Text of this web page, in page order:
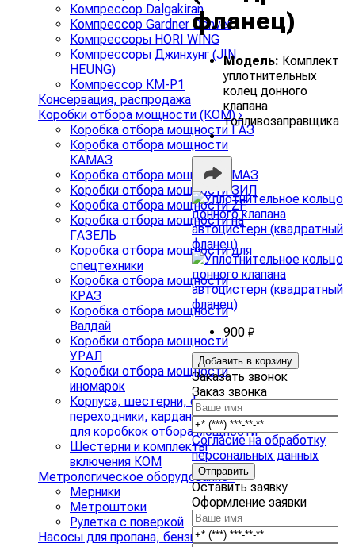
Компрессор Dalgakiran
Компрессор Gardner Denver
Компрессоры HORI WING
Компрессоры Джинхунг (JIN
HEUNG)
Компрессор КМ-Р1
Консервация, распродажа
Коробки отбора мощности (КОМ)›
Коробка отбора мощности ГАЗ
Коробка отбора мощности
КАМАЗ
Коробка отбора мощности МАЗ
Коробки отбора мощности ЗИЛ
Коробка отбора мощности ZF
Коробка отбора мощности на
ГАЗЕЛЬ
Коробка отбора мощности для
спецтехники
Коробка отбора мощности
КРАЗ
Коробка отбора мощности
Валдай
Коробки отбора мощности
УРАЛ
Коробки отбора мощности
иномарок
Корпуса, шестерни, фланцы,
переходники, карданные валы
для коробкок отбора мощности
Шестерни и комплекты
включения КОМ
Метрологическое оборудование›
Мерники
Метроштоки
Рулетка с поверкой
Насосы для пропана, бензина и
фланец)
Модель: Комплект
уплотнительных
колец донного
клапана
топливозаправщика
900 ₽
Добавить в корзину
Заказать звонок
Заказ звонка
Согласие на обработку
персональных данных
Оставить заявку
Оформление заявки